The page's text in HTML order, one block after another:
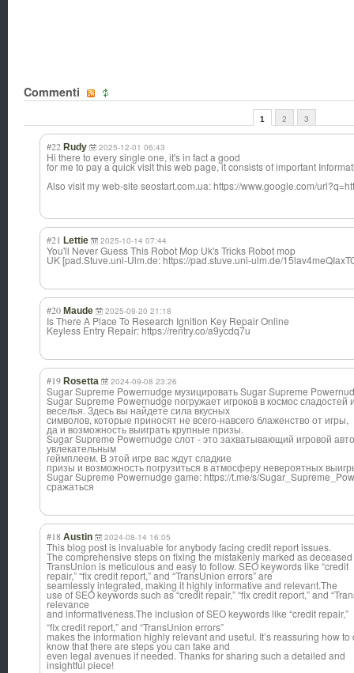
Commenti
1 2 3
#22 Rudy 2025-12-01 06:43
Hi there to every single one, it's in fact a good
for me to pay a quick visit this web page, it consists of important
Also visit my web-site seostart.com.ua: https://www.google.com/
#21 Lettie 2025-10-14 07:44
You'll Never Guess This Robot Mop Uk's Tricks Robot mop
UK [pad.Stuve.uni-Ulm.de: https://pad.stuve.uni-ulm.de/
#20 Maude 2025-09-20 21:18
Is There A Place To Research Ignition Key Repair Online
Keyless Entry Repair: https://rentry.co/a9ycdq7u
#19 Rosetta 2024-09-08 23:26
Sugar Supreme Powernudge музицировать Sugar Supreme
Sugar Supreme Powernudge погружает игроков в космос сладостей
веселья. Здесь вы найдете сила вкусных
символов, которые приносят не всего-навсего блаженство от игры,
да и возможность выиграть крупные призы.
Sugar Supreme Powernudge слот - это захватывающий игровой
увлекательным
геймплеем. В этой игре вас ждут сладкие
призы и возможность погрузиться в атмосферу невероятных
Sugar Supreme Powernudge game: https://t.me/s/
сражаться
#18 Austin 2024-08-14 16:05
This blog post is invaluable for anybody facing credit report issues.
The comprehensive steps on fixing the mistakenly marked as
TransUnion is meticulous and easy to follow. SEO keywords like “credit
repair,” “fix credit report,” and “TransUnion errors” are
seamlessly integrated, making it highly informative and relevant.The
use of SEO keywords such as “credit repair,” “fix credit report,” and
relevance
and informativeness.The inclusion of SEO keywords like “credit repair,”
“fix credit report,” and “TransUnion errors”
makes the information highly relevant and useful. It’s reassuring how
know that there are steps you can take and
even legal avenues if needed. Thanks for sharing such a detailed and
insightful piece!